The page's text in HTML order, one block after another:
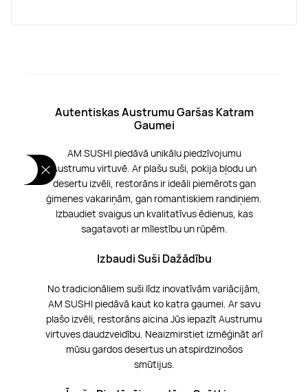
Autentiskas Austrumu Garšas Katram
Gaumei
AM SUSHI piedāvā unikālu piedzīvojumu
Austrumu virtuvē. Ar plašu suši, pokija bļodu un
desertu izvēli, restorāns ir ideāli piemērots gan
ģimenes vakariņām, gan romantiskiem randiņiem.
Izbaudiet svaigus un kvalitatīvus ēdienus, kas
sagatavoti ar mīlestību un rūpēm.
Izbaudi Suši Dažādību
No tradicionāliem suši līdz inovatīvām variācijām,
AM SUSHI piedāvā kaut ko katra gaumei. Ar savu
plašo izvēli, restorāns aicina Jūs iepazīt Austrumu
virtuves daudzveidību. Neaizmirstiet izmēģināt arī
mūsu gardos desertus un atspirdzinošos
smūtijus.